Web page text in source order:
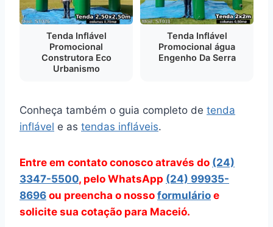
Tenda Inflável
Promocional
Construtora Eco
Urbanismo
Tenda Inflável
Promocional água
Engenho Da Serra
Conheça também o guia completo de tenda
inflável e as tendas infláveis.
Entre em contato conosco através do (24)
3347-5500, pelo WhatsApp (24) 99935-
8696 ou preencha o nosso formulário e
solicite sua cotação para Maceió.